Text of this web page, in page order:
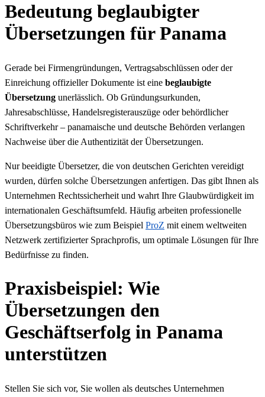
Bedeutung beglaubigter
Übersetzungen für Panama
Gerade bei Firmengründungen, Vertragsabschlüssen oder der
Einreichung offizieller Dokumente ist eine beglaubigte
Übersetzung unerlässlich. Ob Gründungsurkunden,
Jahresabschlüsse, Handelsregisterauszüge oder behördlicher
Schriftverkehr – panamaische und deutsche Behörden verlangen
Nachweise über die Authentizität der Übersetzungen.
Nur beeidigte Übersetzer, die von deutschen Gerichten vereidigt
wurden, dürfen solche Übersetzungen anfertigen. Das gibt Ihnen als
Unternehmen Rechtssicherheit und wahrt Ihre Glaubwürdigkeit im
internationalen Geschäftsumfeld. Häufig arbeiten professionelle
Übersetzungsbüros wie zum Beispiel ProZ mit einem weltweiten
Netzwerk zertifizierter Sprachprofis, um optimale Lösungen für Ihre
Bedürfnisse zu finden.
Praxisbeispiel: Wie
Übersetzungen den
Geschäftserfolg in Panama
unterstützen
Stellen Sie sich vor, Sie wollen als deutsches Unternehmen